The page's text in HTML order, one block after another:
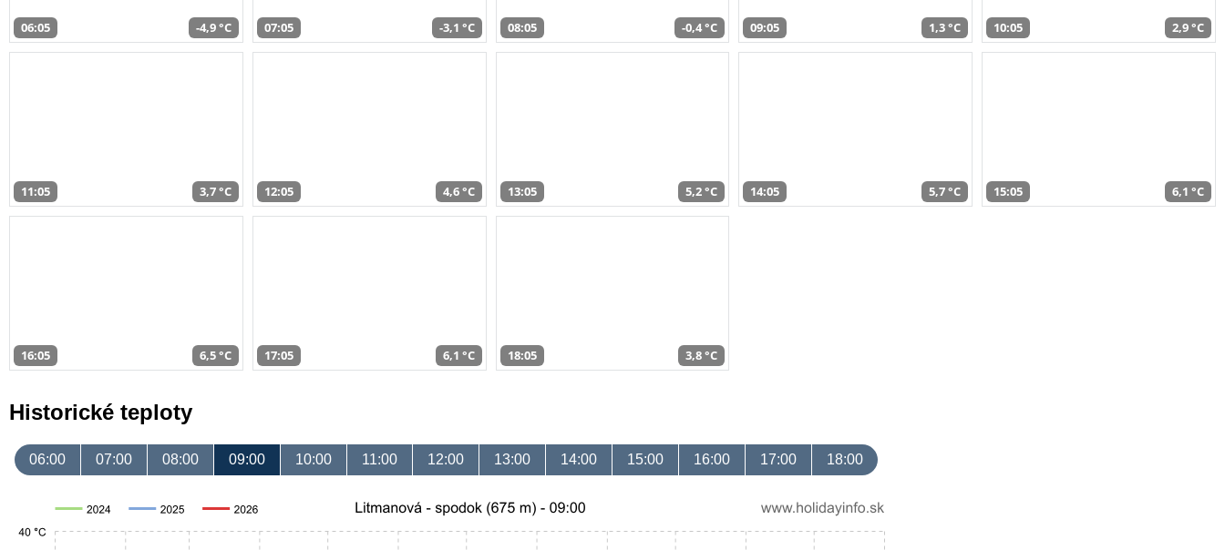
06:05 -4,9 °C 07:05 -3,1 °C 08:05 -0,4 °C 09:05 1,3 °C 10:05 2,9 °C
11:05 3,7 °C 12:05 4,6 °C 13:05 5,2 °C 14:05 5,7 °C 15:05 6,1 °C
16:05 6,5 °C 17:05 6,1 °C 18:05 3,8 °C
Historické teploty
06:00 07:00 08:00 09:00 10:00 11:00 12:00 13:00 14:00 15:00 16:00 17:00 18:00